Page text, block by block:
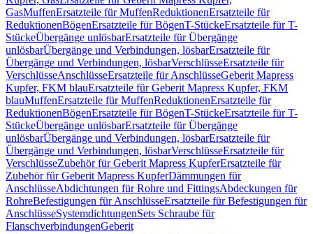
GasMuffenErsatzteile für MuffenReduktionenErsatzteile für
ReduktionenBögenErsatzteile für BögenT-StückeErsatzteile für T-
StückeÜbergänge unlösbarErsatzteile für Übergänge
unlösbarÜbergänge und Verbindungen, lösbarErsatzteile für
Übergänge und Verbindungen, lösbarVerschlüsseErsatzteile für
VerschlüsseAnschlüsseErsatzteile für AnschlüsseGeberit Mapress
Kupfer, FKM blauErsatzteile für Geberit Mapress Kupfer, FKM
blauMuffenErsatzteile für MuffenReduktionenErsatzteile für
ReduktionenBögenErsatzteile für BögenT-StückeErsatzteile für T-
StückeÜbergänge unlösbarErsatzteile für Übergänge
unlösbarÜbergänge und Verbindungen, lösbarErsatzteile für
Übergänge und Verbindungen, lösbarVerschlüsseErsatzteile für
VerschlüsseZubehör für Geberit Mapress KupferErsatzteile für
Zubehör für Geberit Mapress KupferDämmungen für
AnschlüsseAbdichtungen für Rohre und FittingsAbdeckungen für
RohreBefestigungen für AnschlüsseErsatzteile für Befestigungen für
AnschlüsseSystemdichtungenSets Schraube für
FlanschverbindungenGeberit